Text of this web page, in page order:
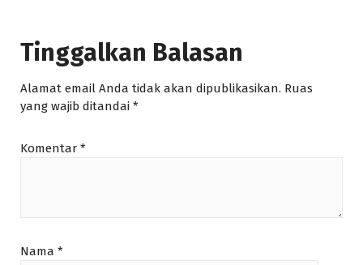
Tinggalkan Balasan
Alamat email Anda tidak akan dipublikasikan. Ruas
yang wajib ditandai *
Komentar *
Nama *